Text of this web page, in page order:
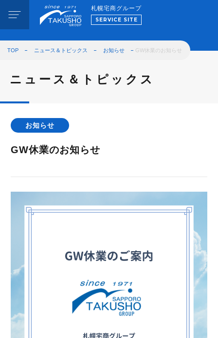
札幌宅商グループ
SERVICE SITE
ニュース＆トピックス
TOP ニュース＆トピックス お知らせ GW休業のお知らせ
お知らせ
GW休業のお知らせ